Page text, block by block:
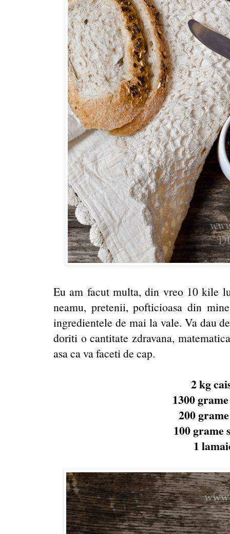
Eu am facut multa, din vreo 10 kile
neamu, pretenii, pofticioasa din
ingredientele de mai la vale. Va dau
doriti o cantitate zdravana,
asa ca va faceti de cap.
2 kg
1300
200
100 grame
1